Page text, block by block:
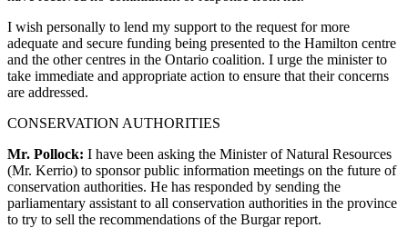
I wish personally to lend my support to the request for more
adequate and secure funding being presented to the Hamilton centre
and the other centres in the Ontario coalition. I urge the minister to
take immediate and appropriate action to ensure that their concerns
are addressed.
CONSERVATION AUTHORITIES
Mr. Pollock: I have been asking the Minister of Natural Resources
(Mr. Kerrio) to sponsor public information meetings on the future of
conservation authorities. He has responded by sending the
parliamentary assistant to all conservation authorities in the province
to try to sell the recommendations of the Burgar report.